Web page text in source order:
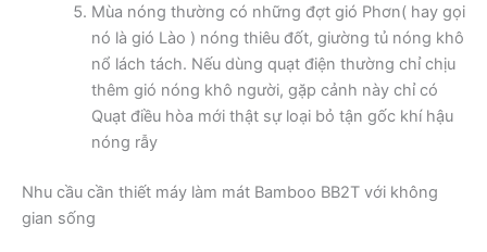
Mùa nóng thường có những đợt gió Phơn( hay gọi
nó là gió Lào ) nóng thiêu đốt, giường tủ nóng khô
nổ lách tách. Nếu dùng quạt điện thường chỉ chịu
thêm gió nóng khô người, gặp cảnh này chỉ có
Quạt điều hòa mới thật sự loại bỏ tận gốc khí hậu
nóng rẫy
Nhu cầu cần thiết máy làm mát Bamboo BB2T với không
gian sống